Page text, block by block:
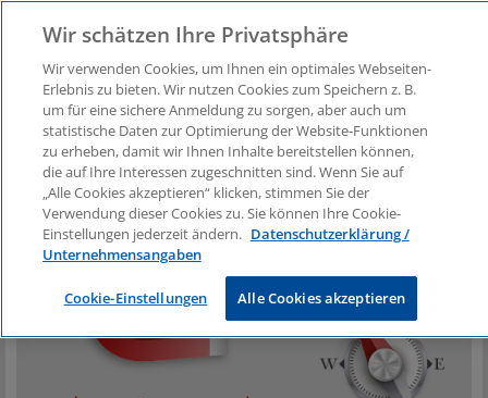
Quarterly 2018
Wir schätzen Ihre Privatsphäre
Wir verwenden Cookies, um Ihnen ein optimales Webseiten-
Erlebnis zu bieten. Wir nutzen Cookies zum Speichern z. B.
um für eine sichere Anmeldung zu sorgen, aber auch um
statistische Daten zur Optimierung der Website-Funktionen
zu erheben, damit wir Ihnen Inhalte bereitstellen können,
die auf Ihre Interessen zugeschnitten sind. Wenn Sie auf
„Alle Cookies akzeptieren“ klicken, stimmen Sie der
Verwendung dieser Cookies zu. Sie können Ihre Cookie-
Einstellungen jederzeit ändern. Datenschutzerklärung /
Unternehmensangaben
Cookie-Einstellungen Alle Cookies akzeptieren